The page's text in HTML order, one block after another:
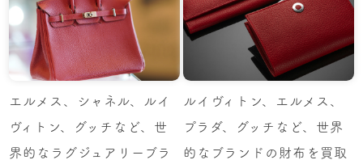
エルメス、シャネル、ルイ
ヴィトン、グッチなど、世
界的なラグジュアリーブラ
ルイヴィトン、エルメス、
プラダ、グッチなど、世界
的なブランドの財布を買取